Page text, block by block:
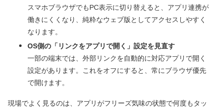
スマホブラウザでもPC表示に切り替えると、アプリ連携が
働きにくくなり、純粋なウェブ版としてアクセスしやすく
なります。
OS側の「リンクをアプリで開く」設定を見直す
一部の端末では、外部リンクを自動的に対応アプリで開く
設定があります。これをオフにすると、常にブラウザ優先
で開けます。
現場でよく見るのは、アプリがフリーズ気味の状態で何度もタッ